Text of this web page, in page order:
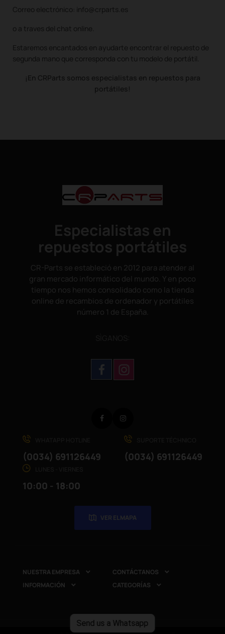
Send us a Whatsapp
Correo electrónico: info@crparts.es
o a traves del chat online.
Estaremos encantados en ayudarte encontrar el repuesto de
segunda mano que corresponda con tu modelo de portátil.
¡En CRParts somos especialistas en repuestos para
portátiles!
Especialistas en
repuestos portátiles
CR-Parts se estableció en 2012 para atender al
gran mercado informático del mundo. Y en poco
tiempo nos hemos consolidado como la tienda
online de recambios de ordenador y portátiles
número 1 de España.
(0034) 691126449 (0034) 691126449
10:00 - 18:00
VER EL MAPA
Facebook
NUESTRA EMPRESA  CONTÁCTANOS 
INFORMACIÓN  CATEGORÍAS 